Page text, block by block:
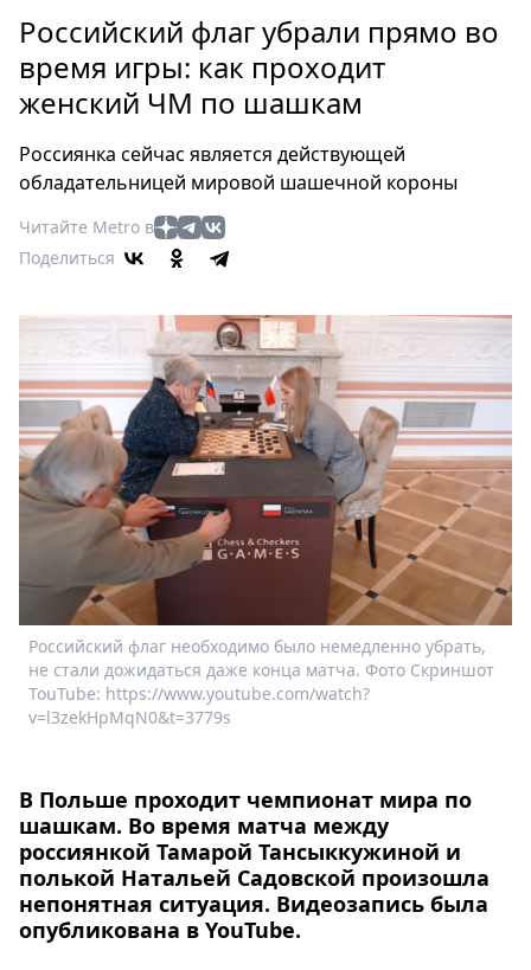
Россия
Мир
Здоровье
Туризм
Мода
Театр
Кино
Книги
Выставки
Пресс-
релизы
О
Metro
Стримы
Спецпроекты
Звезды
Выборы
2026
Скачай
Metro
Российский флаг убрали прямо во
время игры: как проходит
женский ЧМ по шашкам
Россиянка сейчас является действующей
обладательницей мировой шашечной короны
Читайте Metro в
Поделиться
Российский флаг необходимо было немедленно убрать,
не стали дожидаться даже конца матча. Фото Скриншот
TouTube: https://www.youtube.com/watch?
v=l3zekHpMqN0&t=3779s
В Польше проходит чемпионат мира по
шашкам. Во время матча между
россиянкой Тамарой Тансыккужиной и
полькой Натальей Садовской произошла
непонятная ситуация. Видеозапись была
опубликована в YouTube.